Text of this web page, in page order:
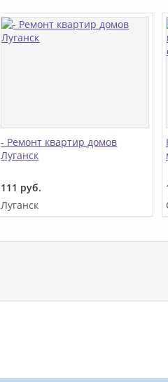
- Ремонт квартир домов
Луганск
111 руб.
Луганск